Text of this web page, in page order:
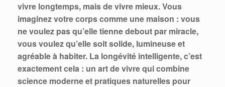
vivre longtemps, mais de vivre mieux. Vous
imaginez votre corps comme une maison : vous
ne voulez pas qu’elle tienne debout par miracle,
vous voulez qu’elle soit solide, lumineuse et
agréable à habiter. La longévité intelligente, c’est
exactement cela : un art de vivre qui combine
science moderne et pratiques naturelles pour